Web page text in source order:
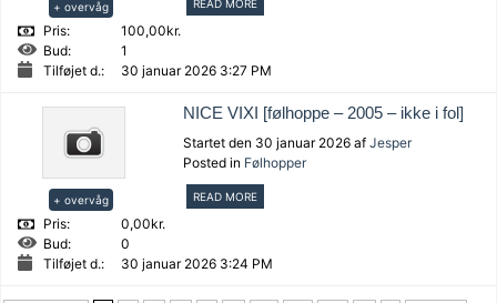
+ overvåg READ MORE
Pris:
100,00kr.
Bud:
1
Tilføjet d.:
30 januar 2026 3:27 PM
+ overvåg
NICE VIXI [følhoppe – 2005 – ikke i fol]
Startet den 30 januar 2026 af Jesper
Posted in Følhopper
READ MORE
Pris:
0,00kr.
Bud:
0
Tilføjet d.:
30 januar 2026 3:24 PM